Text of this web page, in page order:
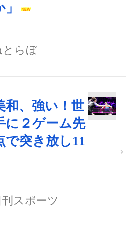
とらぼ
和、強い！世
に２ゲーム先
突き放し11
刊スポーツ